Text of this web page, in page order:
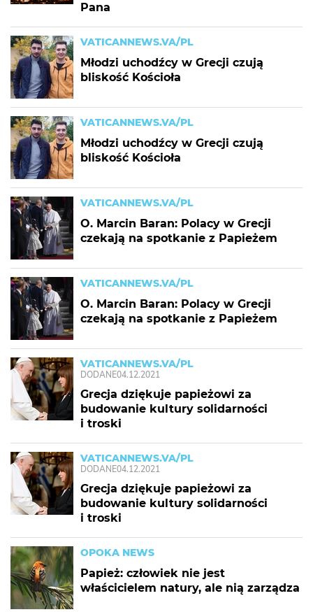
Pana
VATICANNEWS.VA/PL
Młodzi uchodźcy w Grecji czują
bliskość Kościoła
VATICANNEWS.VA/PL
Młodzi uchodźcy w Grecji czują
bliskość Kościoła
VATICANNEWS.VA/PL
O. Marcin Baran: Polacy w Grecji
czekają na spotkanie z Papieżem
VATICANNEWS.VA/PL
O. Marcin Baran: Polacy w Grecji
czekają na spotkanie z Papieżem
VATICANNEWS.VA/PL
DODANE04.12.2021
Grecja dziękuje papieżowi za
budowanie kultury solidarności
i troski
VATICANNEWS.VA/PL
DODANE04.12.2021
Grecja dziękuje papieżowi za
budowanie kultury solidarności
i troski
OPOKA NEWS
Papież: człowiek nie jest
właścicielem natury, ale nią zarządza